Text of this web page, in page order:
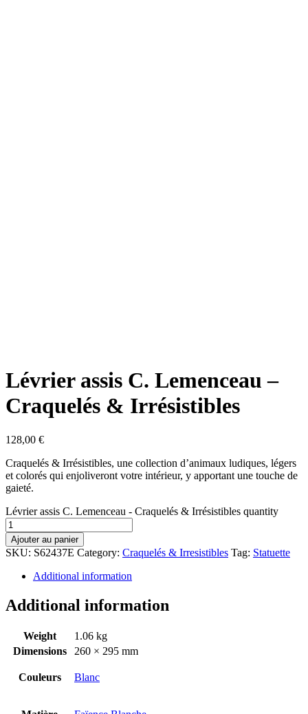
Lévrier assis C. Lemenceau –
Craquelés & Irrésistibles
128,00 €
Craquelés & Irrésistibles, une collection d’animaux ludiques, légers
et colorés qui enjoliveront votre intérieur, y apportant une touche de
gaieté.
Lévrier assis C. Lemenceau - Craquelés & Irrésistibles quantity
Ajouter au panier
SKU: S62437E Category: Craquelés & Irresistibles Tag: Statuette
Additional information
Additional information
Weight
1.06 kg
Dimensions
260 × 295 mm
Couleurs Blanc